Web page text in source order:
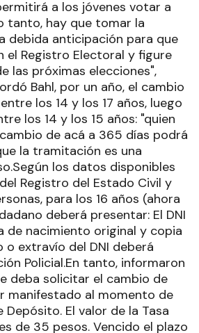
a los jóvenes votar a
tanto, hay que tomar la
debida anticipación para que
el Registro Electoral y figure
las próximas elecciones",
Bahl, por un año, el cambio
los 14 y los 17 años, luego
los 14 y los 15 años: "quien
de acá a 365 días podrá
la tramitación es una
los datos disponibles
Registro del Estado Civil y
para los 16 años (ahora
deberá presentar: El DNI
de nacimiento original y copia
o extravío del DNI deberá
Policial.En tanto, informaron
deba solicitar el cambio de
manifestado al momento de
El valor de la Tasa
de 35 pesos. Vencido el plazo